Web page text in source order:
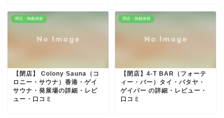
閉店・掲載保留
【閉店】 Colony Sauna（コ
ロニー・サウナ）香港・ゲイ
サウナ・発展場の詳細・レビ
ュー・口コミ
閉店・掲載保留
【閉店】4-T BAR（フォーテ
ィー・バー）タイ・パタヤ・
ゲイバー の詳細・レビュー・
口コミ